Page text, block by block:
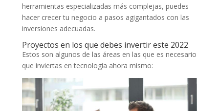
herramientas especializadas más complejas, puedes
hacer crecer tu negocio a pasos agigantados con las
inversiones adecuadas.
Proyectos en los que debes invertir este 2022
Estos son algunos de las áreas en las que es necesario
que inviertas en tecnología ahora mismo: